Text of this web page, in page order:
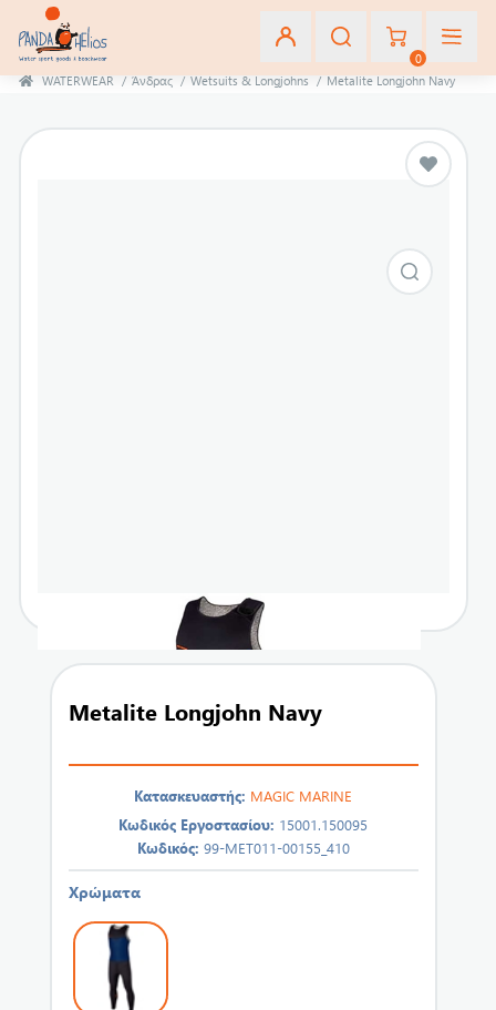
0
WATERWEAR / Άνδρας / Wetsuits & Longjohns / Metalite Longjohn Navy
Metalite Longjohn Navy
Κατασκευαστής: MAGIC MARINE
Κωδικός Εργοστασίου: 15001.150095
Κωδικός: 99-MET011-00155_410
Χρώματα